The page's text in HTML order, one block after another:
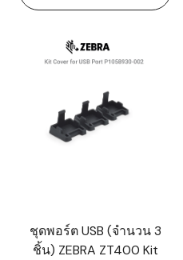
ชุดพอร์ต USB (จำนวน 3
ชิ้น) ZEBRA ZT400 Kit